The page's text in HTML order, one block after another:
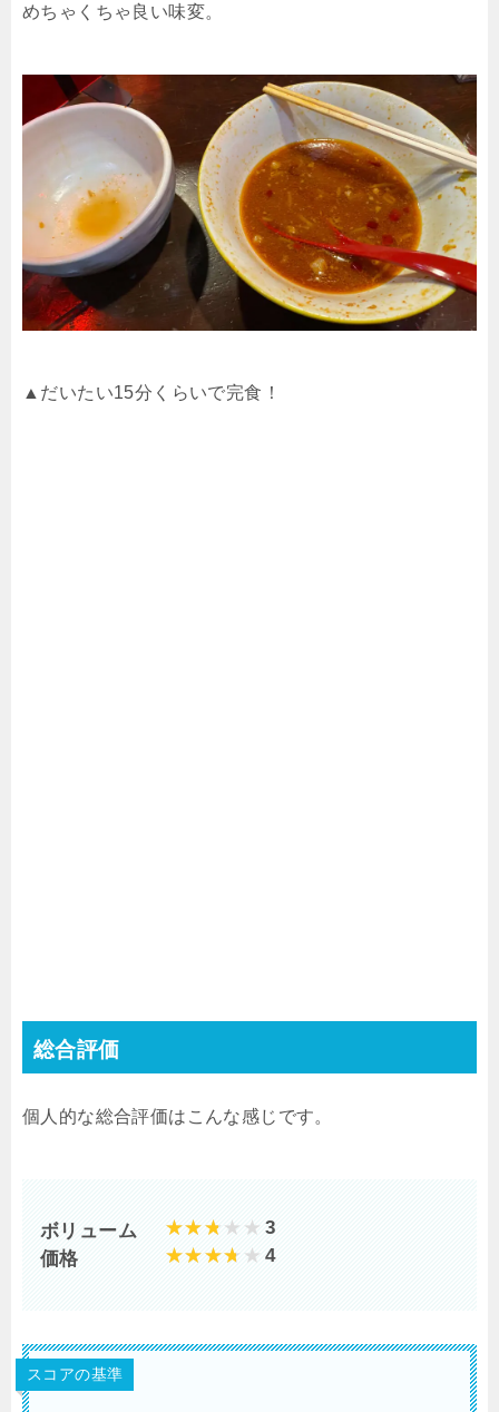
めちゃくちゃ良い味変。
▲だいたい15分くらいで完食！
総合評価
個人的な総合評価はこんな感じです。
ボリューム
3
価格
4
スコアの基準